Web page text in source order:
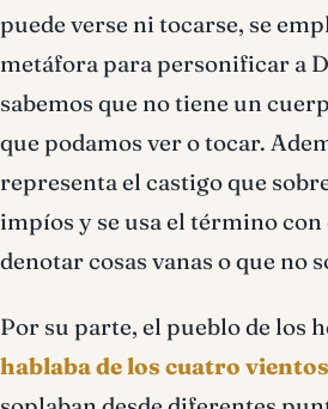
puede verse ni tocarse, se
metáfora para personificar a
sabemos que no tiene un
que podamos ver o tocar.
representa el castigo que
impíos y se usa el término con
denotar cosas vanas o que no
Por su parte, el pueblo de los
hablaba de los cuatro